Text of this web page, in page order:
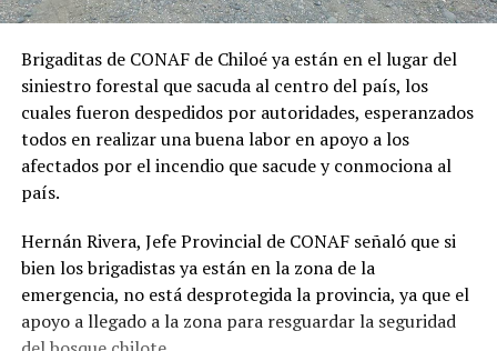
Brigaditas de CONAF de Chiloé ya están en el lugar del
siniestro forestal que sacuda al centro del país, los
cuales fueron despedidos por autoridades, esperanzados
todos en realizar una buena labor en apoyo a los
afectados por el incendio que sacude y conmociona al
país.
Hernán Rivera, Jefe Provincial de CONAF señaló que si
bien los brigadistas ya están en la zona de la
emergencia, no está desprotegida la provincia, ya que el
apoyo a llegado a la zona para resguardar la seguridad